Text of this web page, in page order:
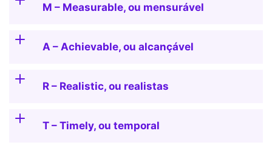
M – Measurable, ou mensurável
A – Achievable, ou alcançável
R – Realistic, ou realistas
T – Timely, ou temporal